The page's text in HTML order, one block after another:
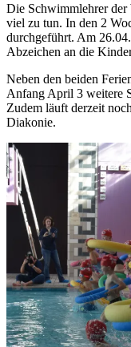
Die Schwimmlehrer der
viel zu tun. In den 2
durchgeführt. Am
Abzeichen an die
Neben den beiden
Anfang April 3 weitere
Zudem läuft derzeit
Diakonie.